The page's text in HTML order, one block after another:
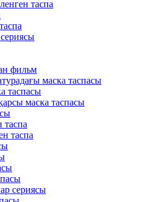
таспа
фильм
маска таспасы
таспасы
маска таспасы
таспа
таспа
сериясы